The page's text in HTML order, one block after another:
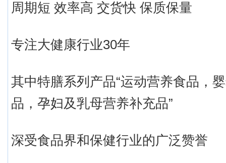
周期短 效率高 交货快 保质保量
专注大健康行业30年
其中特膳系列产品“运动营养食品，
品，孕妇及乳母营养补充品”
深受食品界和保健行业的广泛赞誉